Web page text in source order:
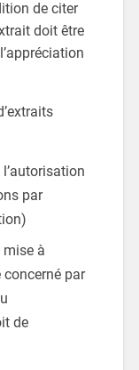
de citer
doit être
par
mise à
concerné par
de